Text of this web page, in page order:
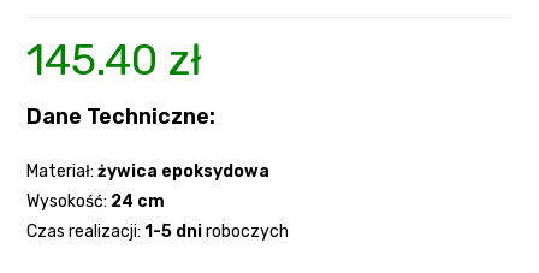
145.40 zł
Dane Techniczne:
Materiał:żywica epoksydowa
Wysokość: 24 cm
Czas realizacji:1-5 dniroboczych